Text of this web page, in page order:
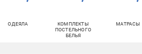
ОДЕЯЛА
КОМПЛЕКТЫ
ПОСТЕЛЬНОГО
БЕЛЬЯ
МАТРАСЫ